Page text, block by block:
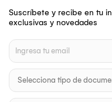
Suscríbete y recibe en tu
exclusivas y novedades